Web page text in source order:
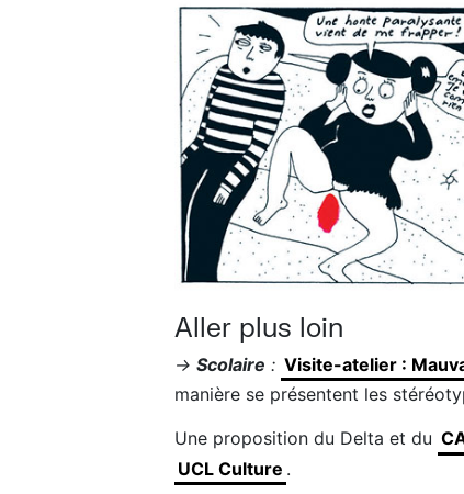
Aller plus loin
→ Scolaire : Visite-atelier :
manière se présentent les
Une proposition du Delta et du
UCL Culture .